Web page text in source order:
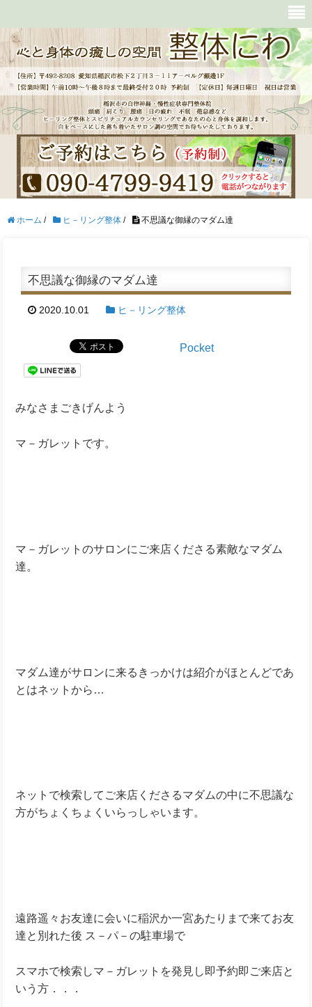
ホーム / ヒ－リング整体 / 不思議な御縁のマダム達
不思議な御縁のマダム達
2020.10.01 ヒ－リング整体
Pocket
みなさまごきげんよう
マ－ガレットです。
マ－ガレットのサロンにご来店くださる素敵なマダム
達。
マダム達がサロンに来るきっかけは紹介がほとんどであ
とはネットから…
ネットで検索してご来店くださるマダムの中に不思議な
方がちょくちょくいらっしゃいます。
遠路遥々お友達に会いに稲沢か一宮あたりまで来てお友
達と別れた後 ス－パ－の駐車場で
スマホで検索しマ－ガレットを発見し即予約即ご来店と
いう方．．．